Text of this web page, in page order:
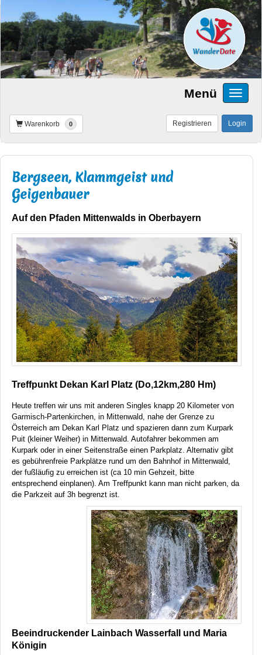
Menü
Warenkorb 0 Login
Registrieren
Bergseen, Klammgeist und
Geigenbauer
Auf den Pfaden Mittenwalds in Oberbayern
Treffpunkt Dekan Karl Platz (Do,12km,280 Hm)
Heute treffen wir uns mit anderen Singles knapp 20 Kilometer von
Garmisch-Partenkirchen, in Mittenwald, nahe der Grenze zu
Österreich am Dekan Karl Platz und spazieren dann zum Kurpark
Puit (kleiner Weiher) in Mittenwald. Autofahrer bekommen am
Kurpark oder in einer Seitenstraße einen Parkplatz. Alternativ gibt
es gebührenfreie Parkplätze rund um den Bahnhof in Mittenwald,
der fußläufig zu erreichen ist (ca 10 min Gehzeit, bitte
entsprechend einplanen). Am Treffpunkt kann man nicht parken, da
die Parkzeit auf 3h begrenzt ist.
Beeindruckender Lainbach Wasserfall und Maria
Königin